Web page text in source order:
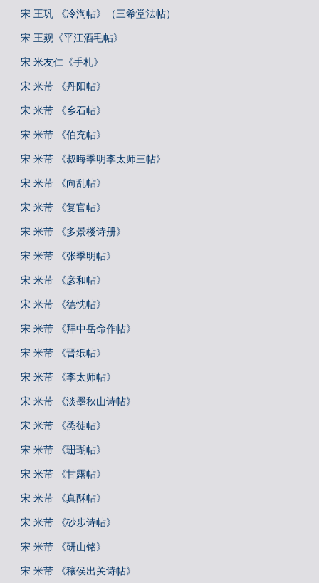
宋 王巩 《冷淘帖》（三希堂法帖）
宋 王觌《平江酒毛帖》
宋 米友仁《手札》
宋 米芾 《丹阳帖》
宋 米芾 《乡石帖》
宋 米芾 《伯充帖》
宋 米芾 《叔晦季明李太师三帖》
宋 米芾 《向乱帖》
宋 米芾 《复官帖》
宋 米芾 《多景楼诗册》
宋 米芾 《张季明帖》
宋 米芾 《彦和帖》
宋 米芾 《德忱帖》
宋 米芾 《拜中岳命作帖》
宋 米芾 《晋纸帖》
宋 米芾 《李太师帖》
宋 米芾 《淡墨秋山诗帖》
宋 米芾 《烝徒帖》
宋 米芾 《珊瑚帖》
宋 米芾 《甘露帖》
宋 米芾 《真酥帖》
宋 米芾 《砂步诗帖》
宋 米芾 《研山铭》
宋 米芾 《穰侯出关诗帖》